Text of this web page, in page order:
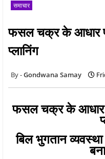
समाचार
फसल चक्र के आधार
प्लानिंग
Gondwana Samay
फसल चक्र के आधार
बिल भुगतान